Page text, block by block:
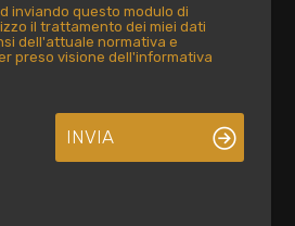
inviando questo modulo di
il trattamento dei miei dati
dell'attuale normativa e
preso visione dell'informativa
INVIA